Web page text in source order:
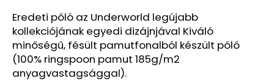
csillag.
Eredeti póló az Underworld legújabb
kollekciójának egyedi dizájnjával Kiváló
minőségű, fésült pamutfonalból készült póló
(100% ringspoon pamut 185g/m2
anyagvastagsággal).